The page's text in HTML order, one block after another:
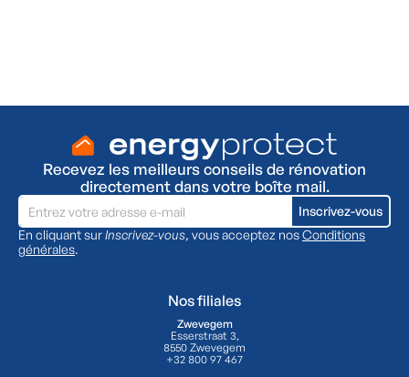
Recevez les meilleurs conseils de rénovation
directement dans votre boîte mail.
En cliquant surInscrivez-vous, vous acceptez nosConditions
générales.
Nos filiales
Zwevegem
Esserstraat 3,
8550 Zwevegem
+32 800 97 467